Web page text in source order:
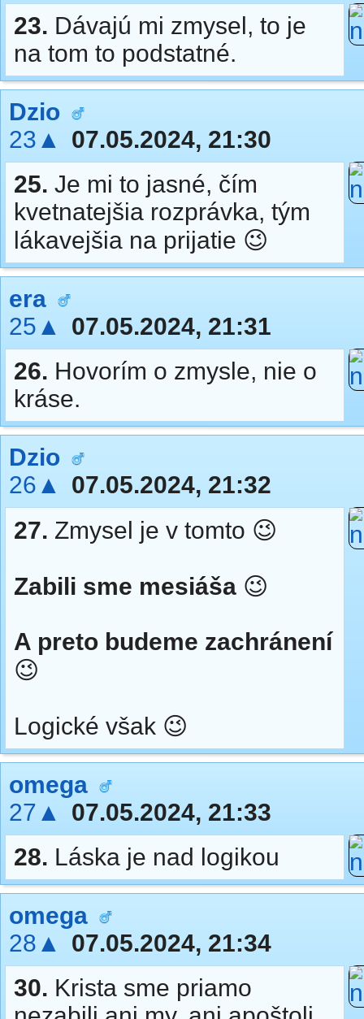
23. Dávajú mi zmysel, to je
na tom to podstatné.
Dzio
23▲
07.05.2024, 21:30
25. Je mi to jasné, čím
kvetnatejšia rozprávka, tým
lákavejšia na prijatie 😉
era
25▲
07.05.2024, 21:31
26. Hovorím o zmysle, nie o
kráse.
Dzio
26▲
07.05.2024, 21:32
27. Zmysel je v tomto 😉
Zabili sme mesiáša 😉
A preto budeme zachránení
😉
Logické však 😉
omega
27▲
07.05.2024, 21:33
28. Láska je nad logikou
omega
28▲
07.05.2024, 21:34
30. Krista sme priamo